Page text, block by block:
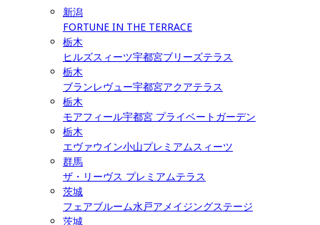
新潟
FORTUNE IN THE TERRACE
栃木
ヒルズスィーツ宇都宮ブリーズテラス
栃木
ブランレヴュー宇都宮アクアテラス
栃木
モアフィール宇都宮 プライベートガーデン
栃木
エヴァウイン小山プレミアムスィーツ
群馬
ザ・リーヴス プレミアムテラス
茨城
フェアブルーム水戸アメイジングステージ
茨城